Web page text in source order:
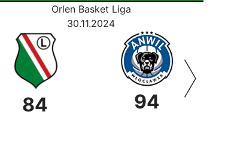
Orlen Basket Liga
30.11.2024
84 94